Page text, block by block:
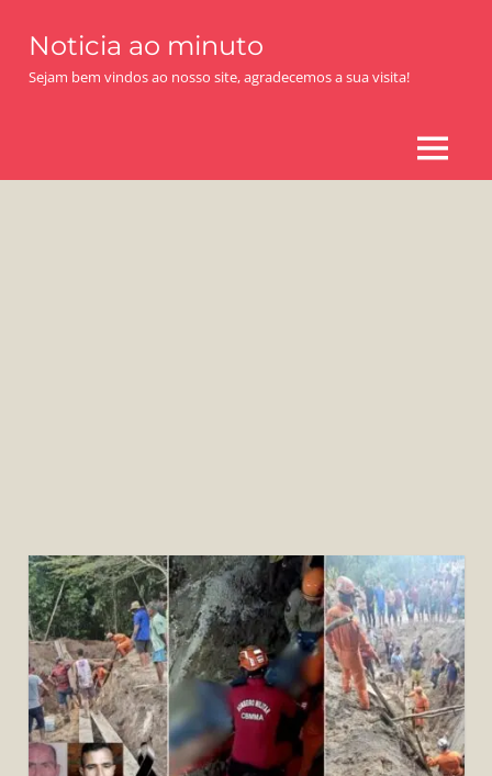
content
Noticia ao minuto
Sejam bem vindos ao nosso site, agradecemos a sua visita!
MENU